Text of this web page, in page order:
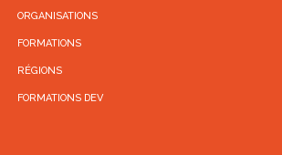
ORGANISATIONS
FORMATIONS
RÉGIONS
FORMATIONS DEV